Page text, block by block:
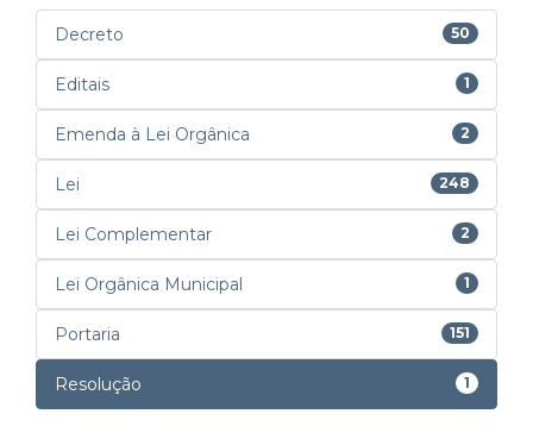
Decreto 50
Editais 1
Emenda à Lei Orgânica 2
Lei 248
Lei Complementar 2
Lei Orgânica Municipal 1
Portaria 151
Resolução 1